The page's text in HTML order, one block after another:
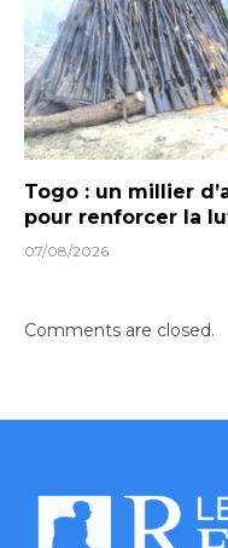
Togo : un millier
pour renforcer la
07/08/2026
Comments are closed.